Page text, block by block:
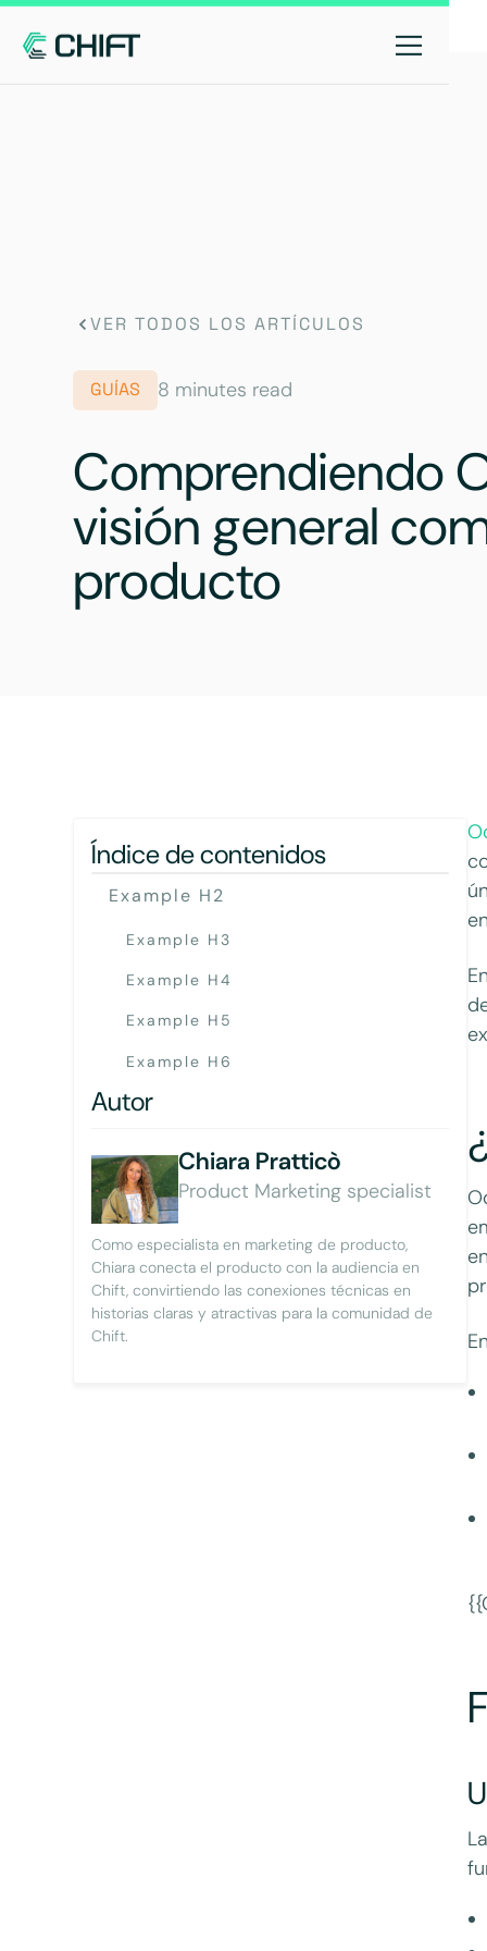
VER TODOS LOS ARTÍCULOS
GUÍAS 8 minutes read
Comprendiendo
visión general
producto
Índice de contenidos
Example H2
Example H3
Example H4
Example H5
Example H6
Autor
Chiara Pratticò
Product Marketing specialist
Como especialista en marketing de producto,
Chiara conecta el producto con la audiencia en
Chift, convirtiendo las conexiones técnicas en
historias claras y atractivas para la comunidad de
Chift.